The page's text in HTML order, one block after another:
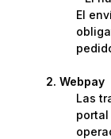
El
Webpay
Las